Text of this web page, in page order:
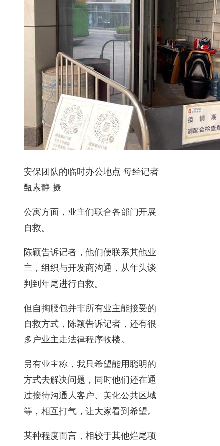
安保团队的临时办公地点 每经记者
甄素静 摄
公寓方面，业主们联合各部门开展
自救。
陈颖告诉记者，他们便联系其他业
主，组织与开发商沟通，从年头谈
判到年尾进行自救。
但自掏腰包并非所有业主能接受的
自救方式，陈颖告诉记者，还有很
多户业主走法律程序收楼。
另有业主称，我只希望能用聪明的
方式去解决问题，同时他们还在通
过接待沟通大客户、美化公共区域
等，相互打气，让大家看到希望。
某种程度而言，相较于其他烂尾项